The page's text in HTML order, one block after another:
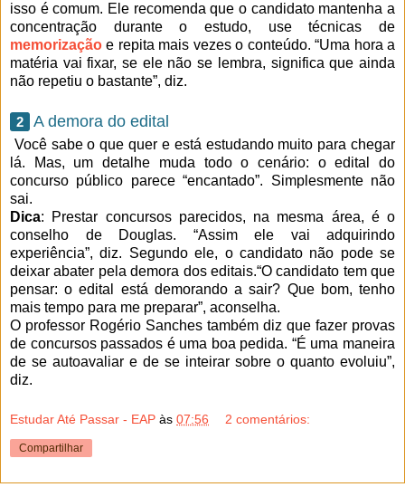
isso é comum. Ele recomenda que o candidato mantenha a
concentração durante o estudo, use técnicas de
memorização e repita mais vezes o conteúdo. “Uma hora a
matéria vai fixar, se ele não se lembra, significa que ainda
não repetiu o bastante”, diz.
2 A demora do edital
Você sabe o que quer e está estudando muito para chegar
lá. Mas, um detalhe muda todo o cenário: o edital do
concurso público parece “encantado”. Simplesmente não
sai.
Dica: Prestar concursos parecidos, na mesma área, é o
conselho de Douglas. “Assim ele vai adquirindo
experiência”, diz. Segundo ele, o candidato não pode se
deixar abater pela demora dos editais.“O candidato tem que
pensar: o edital está demorando a sair? Que bom, tenho
mais tempo para me preparar”, aconselha.
O professor Rogério Sanches também diz que fazer provas
de concursos passados é uma boa pedida. “É uma maneira
de se autoavaliar e de se inteirar sobre o quanto evoluiu”,
diz.
Estudar Até Passar - EAP às 07:56 2 comentários:
Compartilhar